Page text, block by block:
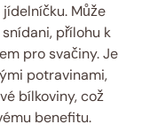
Může
přílohu k
pro svačiny. Je
potravinami,
bílkoviny, což
benefitu.